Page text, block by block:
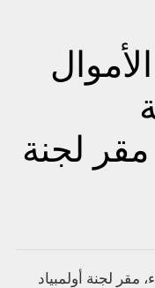
مقر لجنة
مقر لجنة أولمبياد